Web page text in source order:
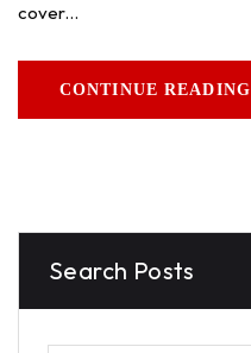
cover…
CONTINUE READING
Search Posts